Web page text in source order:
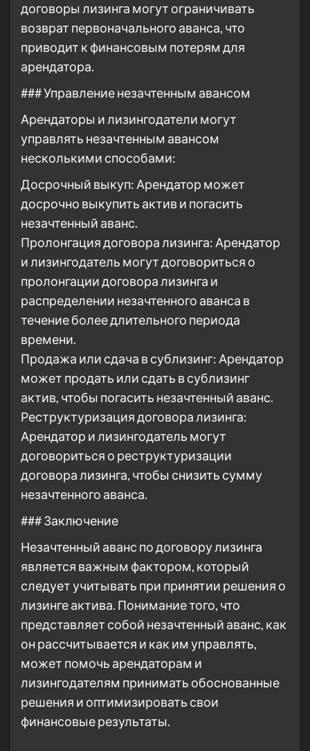
договоры лизинга могут ограничивать
возврат первоначального аванса, что
приводит к финансовым потерям для
арендатора.
### Управление незачтенным авансом
Арендаторы и лизингодатели могут
управлять незачтенным авансом
несколькими способами:
Досрочный выкуп: Арендатор может
досрочно выкупить актив и погасить
незачтенный аванс.
Пролонгация договора лизинга: Арендатор
и лизингодатель могут договориться о
пролонгации договора лизинга и
распределении незачтенного аванса в
течение более длительного периода
времени.
Продажа или сдача в сублизинг: Арендатор
может продать или сдать в сублизинг
актив, чтобы погасить незачтенный аванс.
Реструктуризация договора лизинга:
Арендатор и лизингодатель могут
договориться о реструктуризации
договора лизинга, чтобы снизить сумму
незачтенного аванса.
### Заключение
Незачтенный аванс по договору лизинга
является важным фактором, который
следует учитывать при принятии решения о
лизинге актива. Понимание того, что
представляет собой незачтенный аванс, как
он рассчитывается и как им управлять,
может помочь арендаторам и
лизингодателям принимать обоснованные
решения и оптимизировать свои
финансовые результаты.